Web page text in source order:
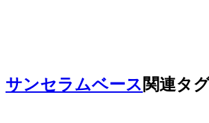
サンセラムベース 関連タ